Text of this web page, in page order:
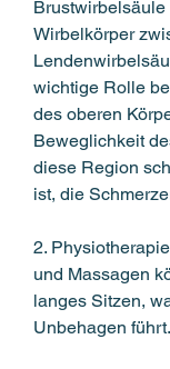
Wirbelkörper
wichtige Rolle
des oberen
Beweglichkeit
diese Region
ist, die
2.
und Massagen
langes Sitzen,
Unbehagen führt.